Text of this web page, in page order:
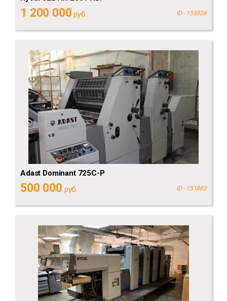
1 200 000 руб. ID - 155326
Adast Dominant 725C-P
500 000 руб. ID - 151882